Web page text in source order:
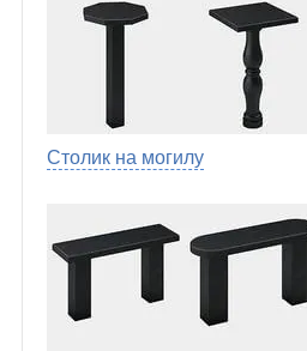
Столик на могилу